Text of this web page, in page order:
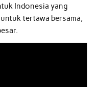
Indonesia yang
tertawa bersama,